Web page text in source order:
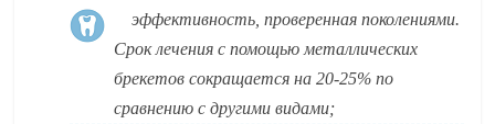
эффективность, проверенная поколениями.
Срок лечения с помощью металлических
брекетов сокращается на 20-25% по
сравнению с другими видами;